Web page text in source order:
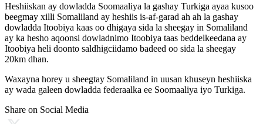
Heshiiskan ay dowladda Soomaaliya la gashay Turkiga ayaa kusoo
beegmay xilli Somaliland ay heshiis is-af-garad ah ah la gashay
dowladda Itoobiya kaas oo dhigaya sida la sheegay in Somaliland
ay ka hesho aqoonsi dowladnimo Itoobiya taas beddelkeedana ay
Itoobiya heli doonto saldhigciidamo badeed oo sida la sheegay
20km dhan.
Waxayna horey u sheegtay Somaliland in uusan khuseyn heshiiska
ay wada galeen dowladda federaalka ee Soomaaliya iyo Turkiga.
Share on Social Media